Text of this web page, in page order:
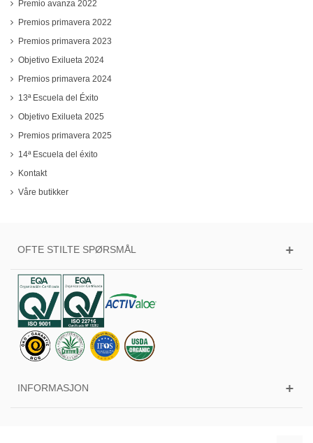
Premio avanza 2022
Premios primavera 2022
Premios primavera 2023
Objetivo Exilueta 2024
Premios primavera 2024
13ª Escuela del Éxito
Objetivo Exilueta 2025
Premios primavera 2025
14ª Escuela del éxito
Kontakt
Våre butikker
OFTE STILTE SPØRSMÅL
INFORMASJON